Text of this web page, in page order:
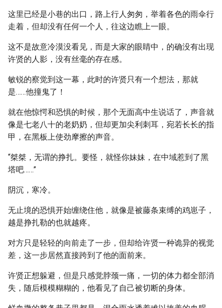
这里已经是小巷的出口，路上行人匆匆，举着各色的雨伞行
走着，但却没有任何一个人，往这边瞧上一眼。
这不是故意冷漠没看见，而是大家的眼睛中，的确没有出现
许贤的人影，没有丝毫的存在感。
敏锐的察觉到这一幕，此时的许贤只有一个想法，那就
是……他撞鬼了！
就在他惊愕和恐惧的时候，那个无面高中生说话了，声音就
像是七老八十的老奶奶，但却更加尖利刺耳，宛若长长的指
甲，在黑板上使劲摩擦的声音。
“桀桀，无谓的挣扎。要怪，就怪你妹妹，在中域惹到了黑
塔吧……”
阴沉，寒冷。
无止境的恐惧开始缠绕住他，就像是被藤条束缚的鸡崽子，
越是挣扎勒的也就越疼。
对方只是轻轻的向前走了一步，但却给许贤一种诡异的视觉
差，这一步居然直接跨到了他的面前来。
许贤正想躲避，但是只感觉脖颈一痛，一切的体力都全部消
失，随后模模糊糊的，他看见了自己被切断的身体。